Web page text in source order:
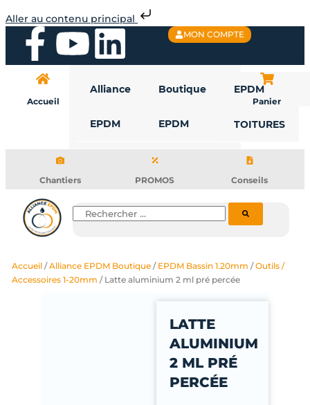
Aller au contenu principal
au
contenuF
a
c
b
o
o
k
Y
o
u
u
b
L
i
n
d
n
MON COMPTE
Accueil
Alliance
EPDM
Boutique
EPDM
EPDM
TOITURES
Panier
Chantiers PROMOS Conseils
Rechercher
Accueil/Alliance EPDM Boutique/ EPDM Bassin 1.20mm /Outils /
Accessoires 1-20mm / Latte aluminium 2 ml pré percée
LATTE
ALUMINIUM
2 ML PRÉ
PERCÉE